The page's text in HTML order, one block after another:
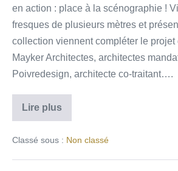
en action : place à la scénographie !
fresques de plusieurs mètres et
collection viennent compléter le projet
Mayker Architectes, architectes
Poivredesign, architecte co-traitant….
Lire plus
Classé sous : Non classé